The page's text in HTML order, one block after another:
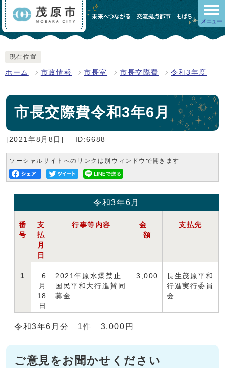
メニュー
現在位置
ホーム 市政情報 市長室 市長交際費 令和3年度
市長交際費令和3年6月
[2021年8月8日] ID:6688
ソーシャルサイトへのリンクは別ウィンドウで開きます
令和3年6月
番
号
支
払
月
日
行事等内容
金
額
支払先
1
6
月
18
日
2021年原水爆禁止
国民平和大行進賛同
募金
3,000
長生茂原平和
行進実行委員
会
令和3年6月分 1件 3,000円
ご意見をお聞かせください